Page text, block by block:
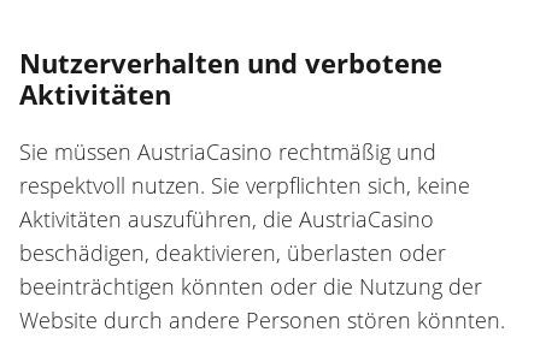
Nutzerverhalten und verbotene
Aktivitäten
Sie müssen AustriaCasino rechtmäßig und
respektvoll nutzen. Sie verpflichten sich, keine
Aktivitäten auszuführen, die AustriaCasino
beschädigen, deaktivieren, überlasten oder
beeinträchtigen könnten oder die Nutzung der
Website durch andere Personen stören könnten.